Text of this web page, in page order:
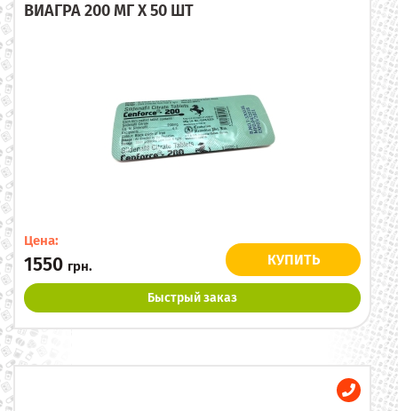
ВИАГРА 200 МГ X 50 ШТ
Цена:
1550 грн. КУПИТЬ
Быстрый заказ